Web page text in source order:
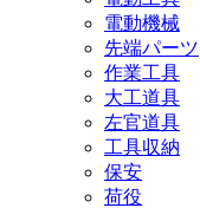
電動機械
先端パーツ
作業工具
大工道具
左官道具
工具収納
保安
荷役